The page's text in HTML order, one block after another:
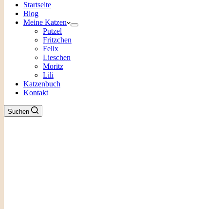
Startseite
Blog
Meine Katzen
Putzel
Fritzchen
Felix
Lieschen
Moritz
Lili
Katzenbuch
Kontakt
Suchen